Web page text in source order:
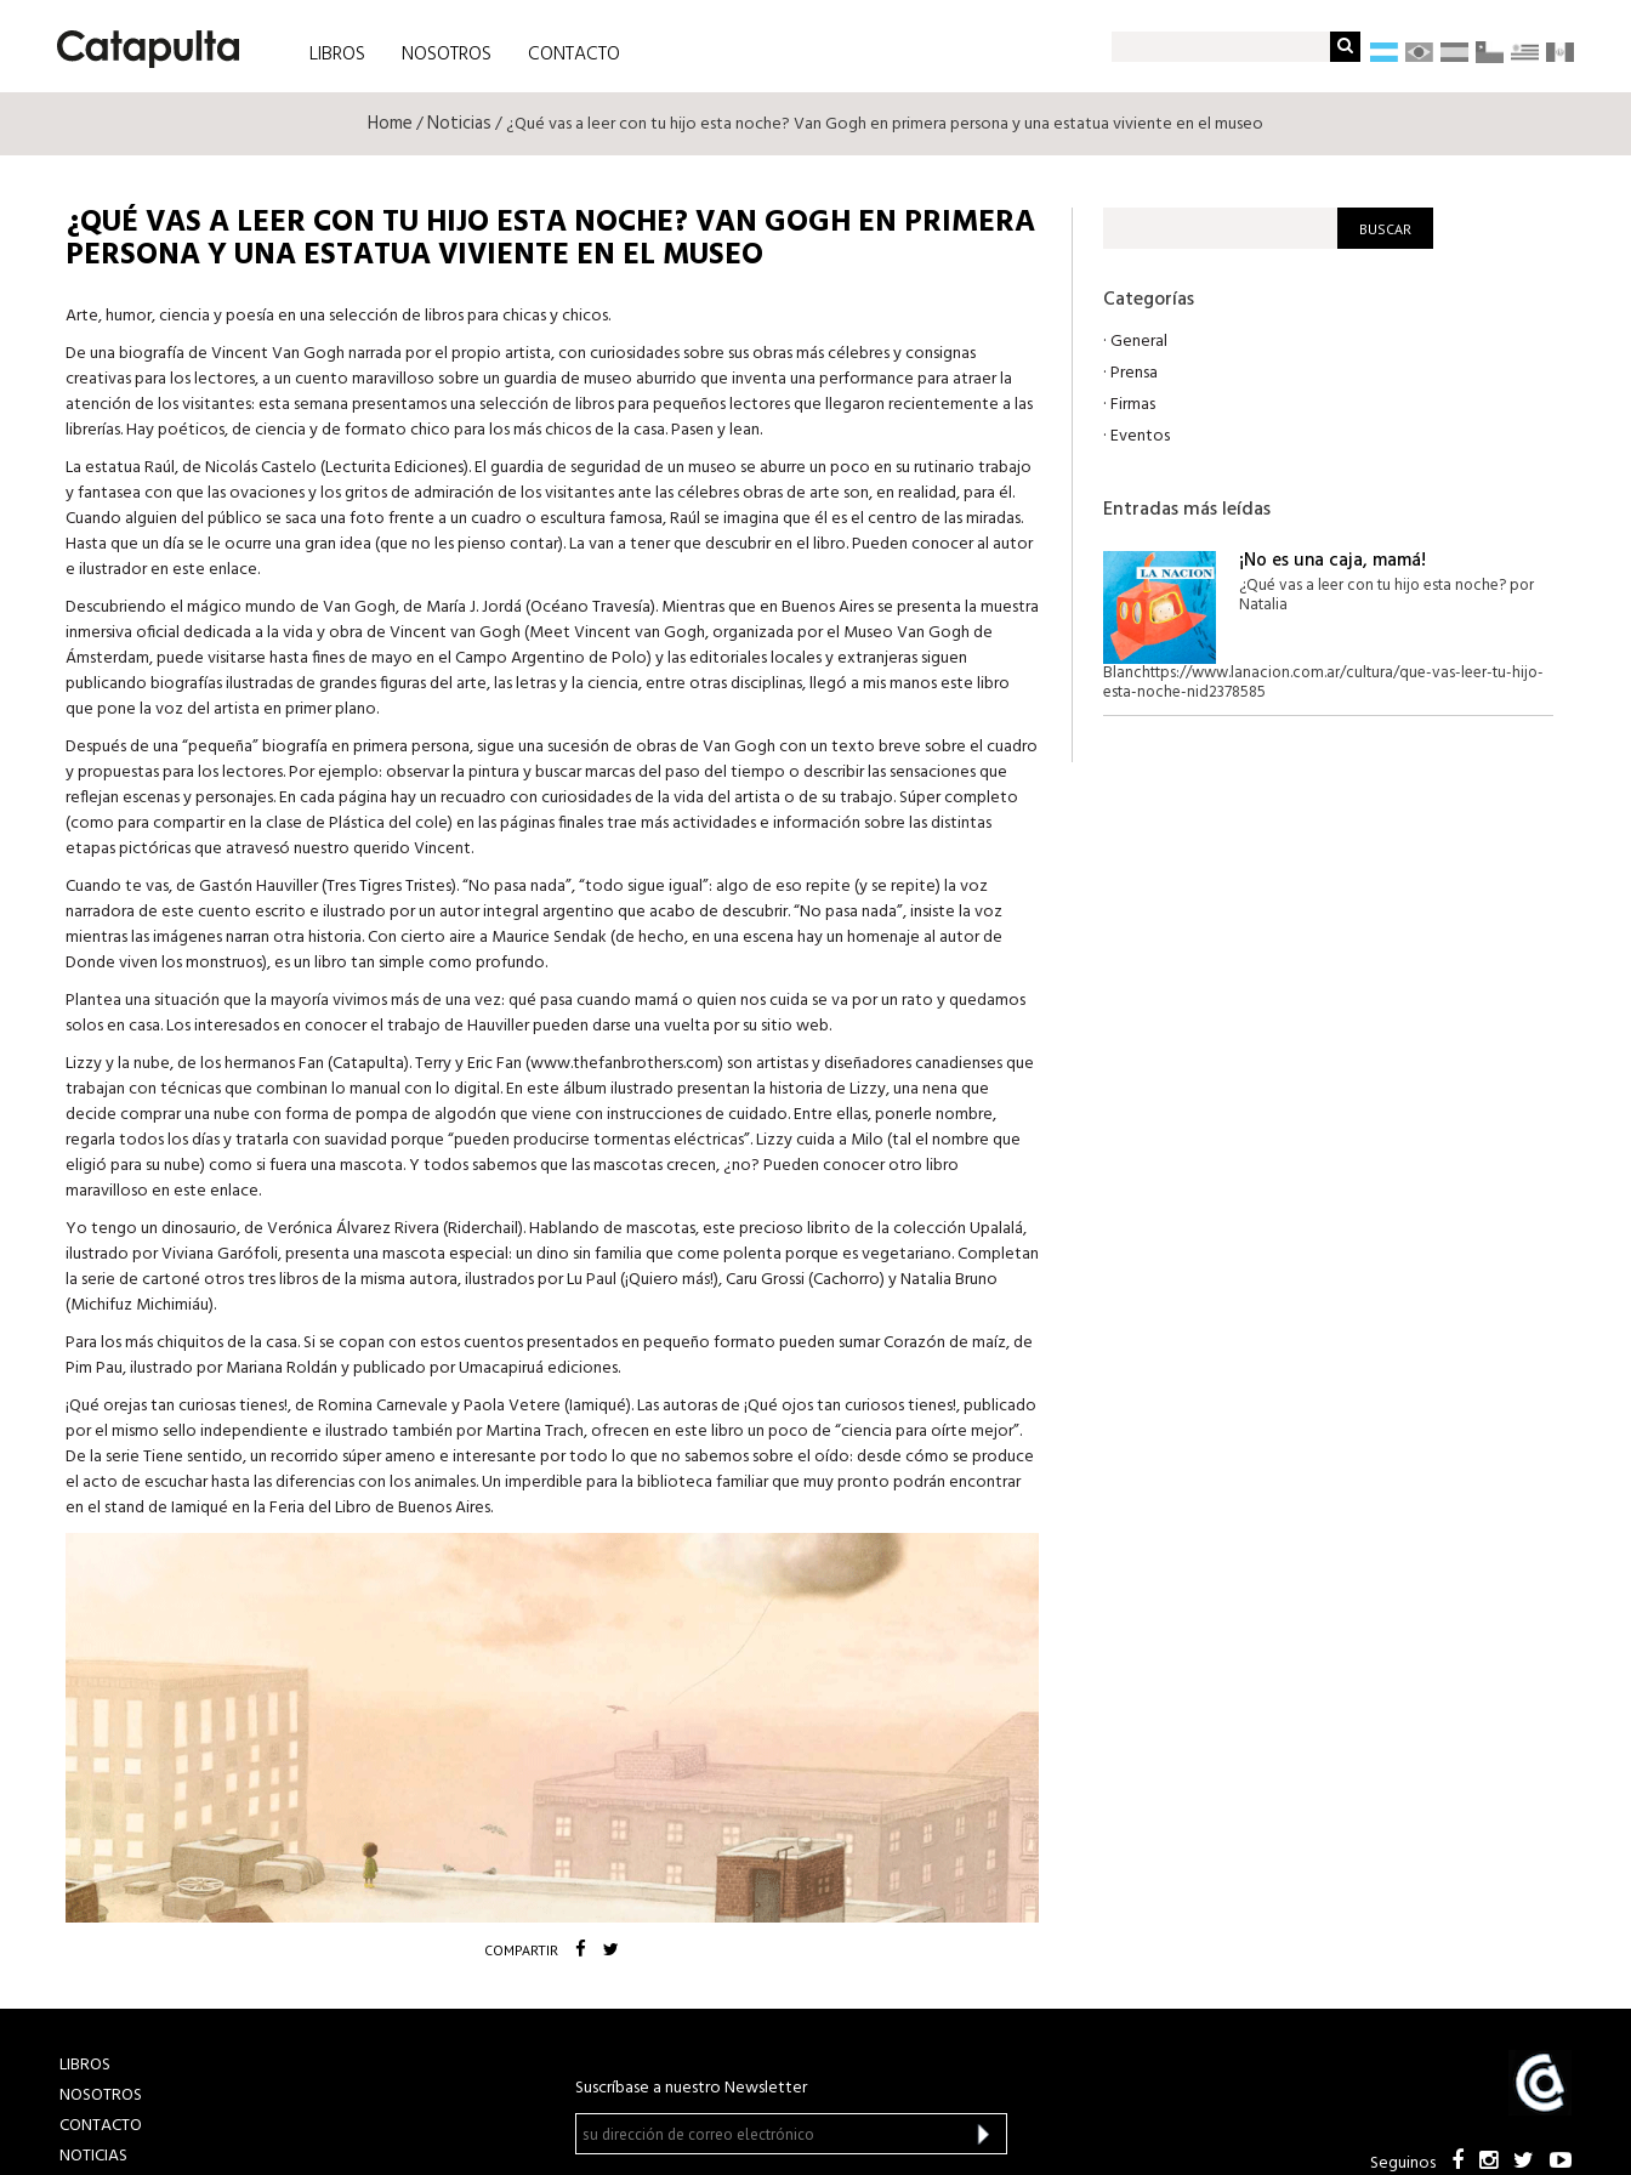
LIBROS NOSOTROS CONTACTO
Home/Noticias/ ¿Qué vas a leer con tu hijo esta noche? Van Gogh en primera persona y una estatua viviente en el museo
¿QUÉ VAS A LEER CON TU HIJO ESTA NOCHE? VAN GOGH EN PRIMERA
PERSONA Y UNA ESTATUA VIVIENTE EN EL MUSEO
Arte, humor, ciencia y poesía en una selección de libros para chicas y chicos.
De una biografía de Vincent Van Gogh narrada por el propio artista, con curiosidades sobre sus obras más célebres y consignas
creativas para los lectores, a un cuento maravilloso sobre un guardia de museo aburrido que inventa una performance para atraer la
atención de los visitantes: esta semana presentamos una selección de libros para pequeños lectores que llegaron recientemente a las
librerías. Hay poéticos, de ciencia y de formato chico para los más chicos de la casa. Pasen y lean.
La estatua Raúl, de Nicolás Castelo (Lecturita Ediciones). El guardia de seguridad de un museo se aburre un poco en su rutinario trabajo
y fantasea con que las ovaciones y los gritos de admiración de los visitantes ante las célebres obras de arte son, en realidad, para él.
Cuando alguien del público se saca una foto frente a un cuadro o escultura famosa, Raúl se imagina que él es el centro de las miradas.
Hasta que un día se le ocurre una gran idea (que no les pienso contar). La van a tener que descubrir en el libro. Pueden conocer al autor
e ilustrador en este enlace.
Descubriendo el mágico mundo de Van Gogh, de María J. Jordá (Océano Travesía). Mientras que en Buenos Aires se presenta la muestra
inmersiva oficial dedicada a la vida y obra de Vincent van Gogh (Meet Vincent van Gogh, organizada por el Museo Van Gogh de
Ámsterdam, puede visitarse hasta fines de mayo en el Campo Argentino de Polo) y las editoriales locales y extranjeras siguen
publicando biografías ilustradas de grandes figuras del arte, las letras y la ciencia, entre otras disciplinas, llegó a mis manos este libro
que pone la voz del artista en primer plano.
Después de una “pequeña” biografía en primera persona, sigue una sucesión de obras de Van Gogh con un texto breve sobre el cuadro
y propuestas para los lectores. Por ejemplo: observar la pintura y buscar marcas del paso del tiempo o describir las sensaciones que
reflejan escenas y personajes. En cada página hay un recuadro con curiosidades de la vida del artista o de su trabajo. Súper completo
(como para compartir en la clase de Plástica del cole) en las páginas finales trae más actividades e información sobre las distintas
etapas pictóricas que atravesó nuestro querido Vincent.
Cuando te vas, de Gastón Hauviller (Tres Tigres Tristes). “No pasa nada”, “todo sigue igual”: algo de eso repite (y se repite) la voz
narradora de este cuento escrito e ilustrado por un autor integral argentino que acabo de descubrir. “No pasa nada”, insiste la voz
mientras las imágenes narran otra historia. Con cierto aire a Maurice Sendak (de hecho, en una escena hay un homenaje al autor de
Donde viven los monstruos), es un libro tan simple como profundo.
Plantea una situación que la mayoría vivimos más de una vez: qué pasa cuando mamá o quien nos cuida se va por un rato y quedamos
solos en casa. Los interesados en conocer el trabajo de Hauviller pueden darse una vuelta por su sitio web.
Lizzy y la nube, de los hermanos Fan (Catapulta). Terry y Eric Fan (www.thefanbrothers.com) son artistas y diseñadores canadienses que
trabajan con técnicas que combinan lo manual con lo digital. En este álbum ilustrado presentan la historia de Lizzy, una nena que
decide comprar una nube con forma de pompa de algodón que viene con instrucciones de cuidado. Entre ellas, ponerle nombre,
regarla todos los días y tratarla con suavidad porque “pueden producirse tormentas eléctricas”. Lizzy cuida a Milo (tal el nombre que
eligió para su nube) como si fuera una mascota. Y todos sabemos que las mascotas crecen, ¿no? Pueden conocer otro libro
maravilloso en este enlace.
Yo tengo un dinosaurio, de Verónica Álvarez Rivera (Riderchail). Hablando de mascotas, este precioso librito de la colección Upalalá,
ilustrado por Viviana Garófoli, presenta una mascota especial: un dino sin familia que come polenta porque es vegetariano. Completan
la serie de cartoné otros tres libros de la misma autora, ilustrados por Lu Paul (¡Quiero más!), Caru Grossi (Cachorro) y Natalia Bruno
(Michifuz Michimiáu).
Para los más chiquitos de la casa. Si se copan con estos cuentos presentados en pequeño formato pueden sumar Corazón de maíz, de
Pim Pau, ilustrado por Mariana Roldán y publicado por Umacapiruá ediciones.
¡Qué orejas tan curiosas tienes!, de Romina Carnevale y Paola Vetere (Iamiqué). Las autoras de ¡Qué ojos tan curiosos tienes!, publicado
por el mismo sello independiente e ilustrado también por Martina Trach, ofrecen en este libro un poco de “ciencia para oírte mejor”.
De la serie Tiene sentido, un recorrido súper ameno e interesante por todo lo que no sabemos sobre el oído: desde cómo se produce
el acto de escuchar hasta las diferencias con los animales. Un imperdible para la biblioteca familiar que muy pronto podrán encontrar
en el stand de Iamiqué en la Feria del Libro de Buenos Aires.
COMPARTIR
Categorías
·General
·Prensa
·Firmas
·Eventos
Entradas más leídas
¡No es una caja, mamá!
¿Qué vas a leer con tu hijo esta noche? por
Natalia
Blanchttps://www.lanacion.com.ar/cultura/que-vas-leer-tu-hijo-
esta-noche-nid2378585
LIBROS
NOSOTROS
CONTACTO
NOTICIAS
Suscríbase a nuestro Newsletter
Seguinos